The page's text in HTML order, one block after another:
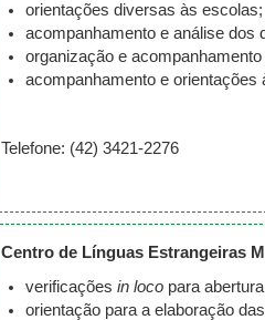
orientações diversas às escolas;
acompanhamento e análise dos
organização e
acompanhamento e
Telefone: (42) 3421-2276
Centro de Línguas Estrangeiras
verificaçõesin loco para
orientação para a elaboração